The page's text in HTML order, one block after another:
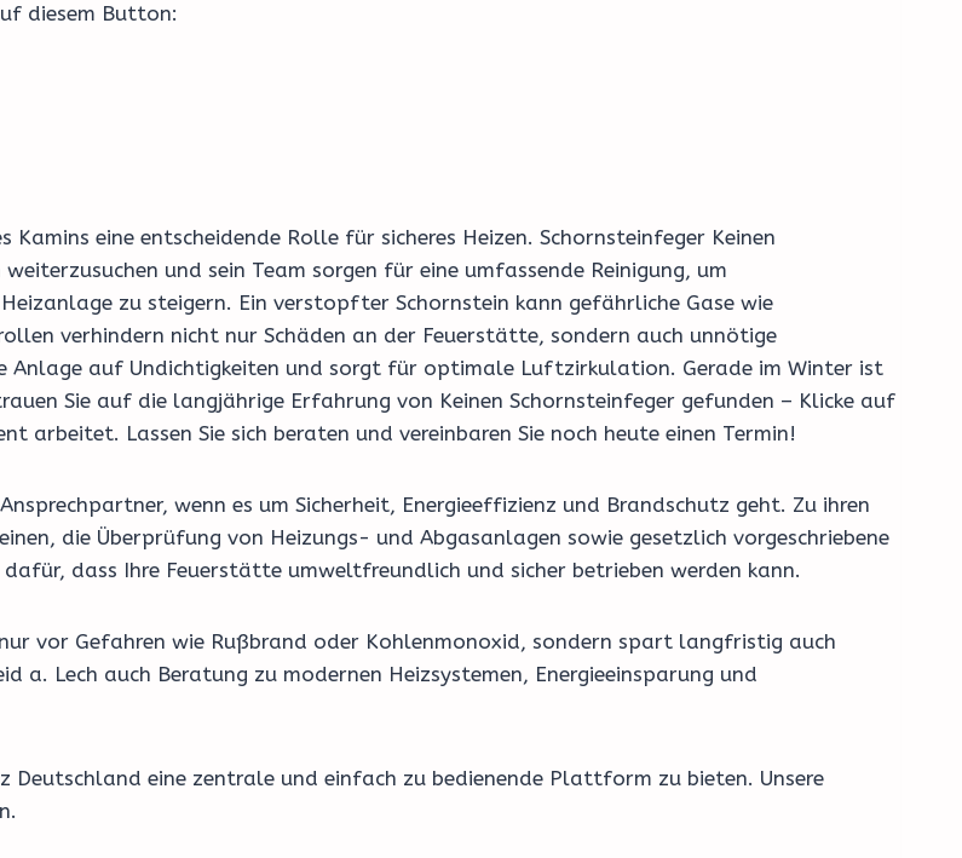
diesem Button:
eine entscheidende Rolle für sicheres Heizen. Schornsteinfeger Keinen
und sein Team sorgen für eine umfassende Reinigung, um
zu steigern. Ein verstopfter Schornstein kann gefährliche Gase wie
verhindern nicht nur Schäden an der Feuerstätte, sondern auch unnötige
Anlage auf Undichtigkeiten und sorgt für optimale Luftzirkulation. Gerade im Winter ist
Sie auf die langjährige Erfahrung von Keinen Schornsteinfeger gefunden – Klicke auf
Lassen Sie sich beraten und vereinbaren Sie noch heute einen Termin!
wenn es um Sicherheit, Energieeffizienz und Brandschutz geht. Zu ihren
die Überprüfung von Heizungs- und Abgasanlagen sowie gesetzlich vorgeschriebene
dass Ihre Feuerstätte umweltfreundlich und sicher betrieben werden kann.
vor Gefahren wie Rußbrand oder Kohlenmonoxid, sondern spart langfristig auch
a. Lech auch Beratung zu modernen Heizsystemen, Energieeinsparung und
Deutschland eine zentrale und einfach zu bedienende Plattform zu bieten. Unsere